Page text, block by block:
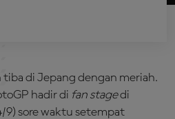
di Jepang dengan meriah.
hadir di fan stagedi
9) sore waktu setempat